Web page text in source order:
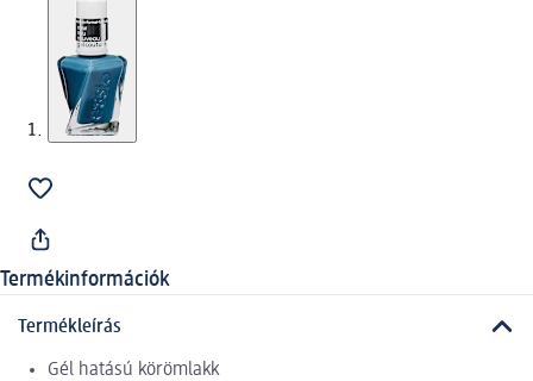
Termékinformációk
Termékleírás
Gél hatású körömlakk